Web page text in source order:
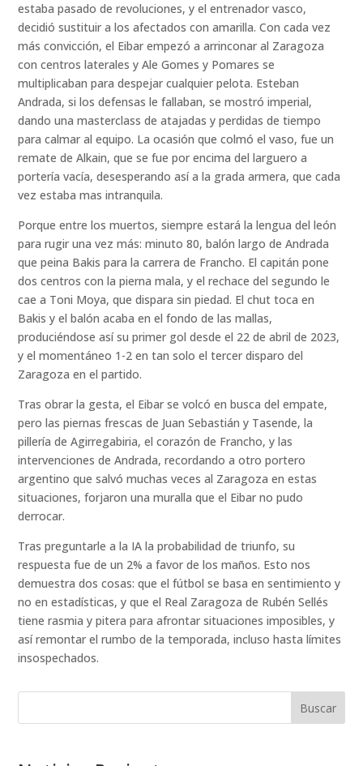
estaba pasado de revoluciones, y el entrenador vasco,
decidió sustituir a los afectados con amarilla. Con cada vez
más convicción, el Eibar empezó a arrinconar al Zaragoza
con centros laterales y Ale Gomes y Pomares se
multiplicaban para despejar cualquier pelota. Esteban
Andrada, si los defensas le fallaban, se mostró imperial,
dando una masterclass de atajadas y perdidas de tiempo
para calmar al equipo. La ocasión que colmó el vaso, fue un
remate de Alkain, que se fue por encima del larguero a
portería vacía, desesperando así a la grada armera, que cada
vez estaba mas intranquila.
Porque entre los muertos, siempre estará la lengua del león
para rugir una vez más: minuto 80, balón largo de Andrada
que peina Bakis para la carrera de Francho. El capitán pone
dos centros con la pierna mala, y el rechace del segundo le
cae a Toni Moya, que dispara sin piedad. El chut toca en
Bakis y el balón acaba en el fondo de las mallas,
produciéndose así su primer gol desde el 22 de abril de 2023,
y el momentáneo 1-2 en tan solo el tercer disparo del
Zaragoza en el partido.
Tras obrar la gesta, el Eibar se volcó en busca del empate,
pero las piernas frescas de Juan Sebastián y Tasende, la
pillería de Agirregabiria, el corazón de Francho, y las
intervenciones de Andrada, recordando a otro portero
argentino que salvó muchas veces al Zaragoza en estas
situaciones, forjaron una muralla que el Eibar no pudo
derrocar.
Tras preguntarle a la IA la probabilidad de triunfo, su
respuesta fue de un 2% a favor de los maños. Esto nos
demuestra dos cosas: que el fútbol se basa en sentimiento y
no en estadísticas, y que el Real Zaragoza de Rubén Sellés
tiene rasmia y pitera para afrontar situaciones imposibles, y
así remontar el rumbo de la temporada, incluso hasta límites
insospechados.
Buscar